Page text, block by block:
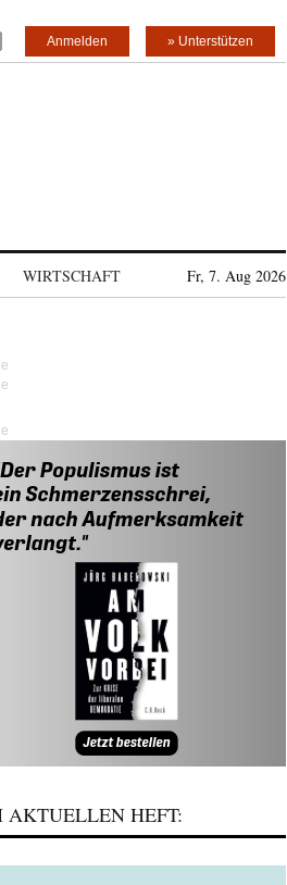
» Unterstützen
Anmelden
WIRTSCHAFT Fr, 7. Aug 2026
AKTUELLEN HEFT: